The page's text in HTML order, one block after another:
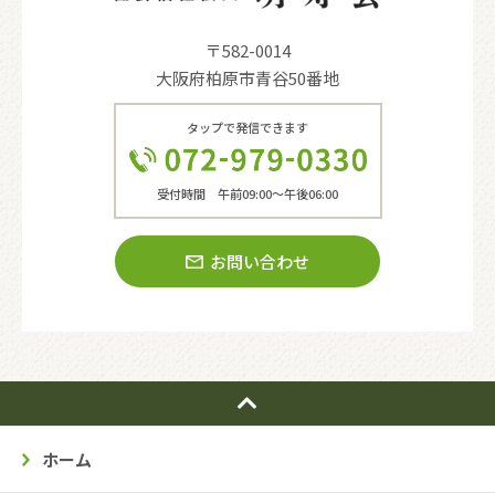
〒582-0014
大阪府柏原市青谷50番地
タップで発信できます
受付時間 午前09:00〜午後06:00
お問い合わせ
ホーム